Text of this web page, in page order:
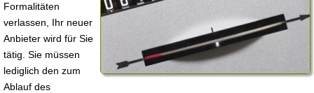
Formalitäten
verlassen, Ihr neuer
Anbieter wird für Sie
tätig. Sie müssen
lediglich den zum
Ablauf des